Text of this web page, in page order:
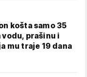
košta samo 35
vodu, prašinu i
mu traje 19 dana